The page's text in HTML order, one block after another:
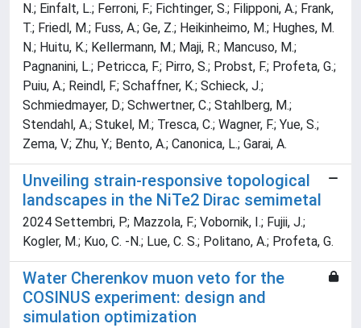
N.; Einfalt, L.; Ferroni, F.; Fichtinger, S.; Filipponi, A.; Frank,
T.; Friedl, M.; Fuss, A.; Ge, Z.; Heikinheimo, M.; Hughes, M.
N.; Huitu, K.; Kellermann, M.; Maji, R.; Mancuso, M.;
Pagnanini, L.; Petricca, F.; Pirro, S.; Probst, F.; Profeta, G.;
Puiu, A.; Reindl, F.; Schaffner, K.; Schieck, J.;
Schmiedmayer, D.; Schwertner, C.; Stahlberg, M.;
Stendahl, A.; Stukel, M.; Tresca, C.; Wagner, F.; Yue, S.;
Zema, V.; Zhu, Y.; Bento, A.; Canonica, L.; Garai, A.
Unveiling strain-responsive topological
landscapes in the NiTe2 Dirac semimetal
2024 Settembri, P.; Mazzola, F.; Vobornik, I.; Fujii, J.;
Kogler, M.; Kuo, C. -N.; Lue, C. S.; Politano, A.; Profeta, G.
Water Cherenkov muon veto for the
COSINUS experiment: design and
simulation optimization